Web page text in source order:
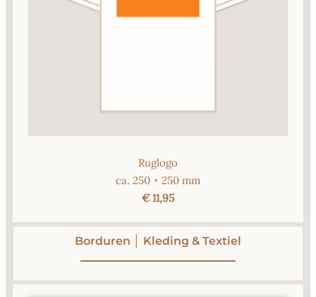
Ruglogo
ca. 250 × 250 mm
€ 11,95
Borduren │ Kleding & Textiel